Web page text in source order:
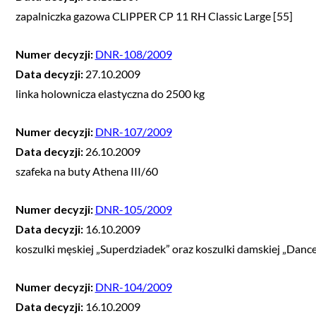
zapalniczka gazowa CLIPPER CP 11 RH Classic Large [55]
Numer decyzji: DNR-108/2009
Data decyzji: 27.10.2009
linka holownicza elastyczna do 2500 kg
Numer decyzji: DNR-107/2009
Data decyzji: 26.10.2009
szafeka na buty Athena III/60
Numer decyzji: DNR-105/2009
Data decyzji: 16.10.2009
koszulki męskiej „Superdziadek” oraz koszulki damskiej
Numer decyzji: DNR-104/2009
Data decyzji: 16.10.2009